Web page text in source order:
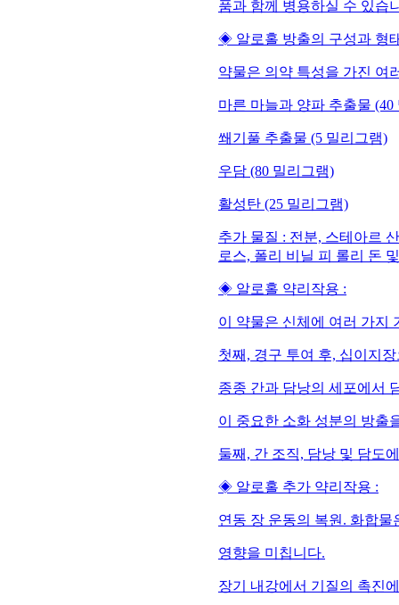
품과 함께 병용하실 수 있습
◈ 알로홀 방출의 구성과 형
약물은 의약 특성을 가진 여
마른 마늘과 양파 추출물 (40
쐐기풀 추출물 (5 밀리그램)
우담 (80 밀리그램)
활성탄 (25 밀리그램)
추가 물질 : 전분, 스테아르
로스, 폴리 비닐 피 롤리 돈
◈ 알로홀 약리작용 :
이 약물은 신체에 여러 가지
첫째, 경구 투여 후, 십이지
종종 간과 담낭의 세포에서
이 중요한 소화 성분의 방출
둘째, 간 조직, 담낭 및 담도
◈ 알로홀 추가 약리작용 :
연동 장 운동의 복원. 화합
영향을 미칩니다.
장기 내강에서 기질의 촉진